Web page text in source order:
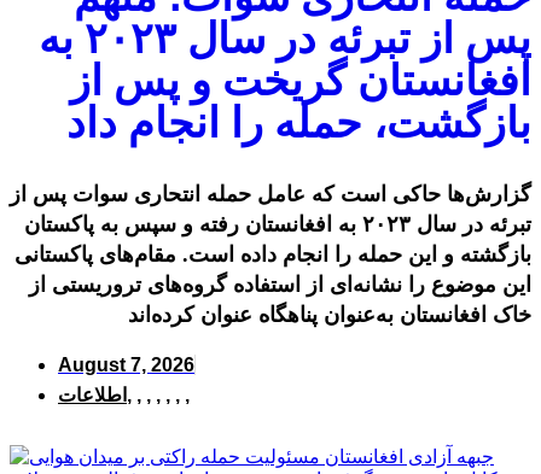
پس از تبرئه در سال ۲۰۲۳ به
افغانستان گریخت و پس از
بازگشت، حمله را انجام داد
گزارش‌ها حاکی است که عامل حمله انتحاری سوات پس از
تبرئه در سال ۲۰۲۳ به افغانستان رفته و سپس به پاکستان
بازگشته و این حمله را انجام داده است. مقام‌های پاکستانی
این موضوع را نشانه‌ای از استفاده گروه‌های تروریستی از
خاک افغانستان به‌عنوان پناهگاه عنوان کرده‌اند
August 7, 2026
اطلاعات , , , , , , ,